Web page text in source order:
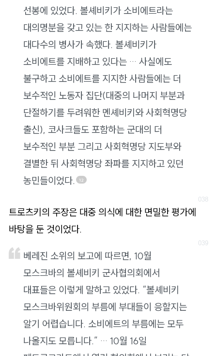
선봉에 있었다. 볼셰비키가 소비에트라는
대의명분을 갖고 있는 한 지지하는 사람들에는
대다수의 병사가 속했다. 볼셰비키가
소비에트를 지배하고 있다는 … 사실에도
불구하고 소비에트를 지지한 사람들에는 더
보수적인 노동자 집단(대중의 나머지 부분과
단절하기를 두려워한 멘셰비키와 사회혁명당
출신), 코사크들도 포함하는 군대의 더
보수적인 부분 그리고 사회혁명당 지도부와
결별한 뒤 사회혁명당 좌파를 지지하고 있던
농민들이었다.
12
트로츠키의 주장은 대중 의식에 대한 면밀한 평가에
바탕을 둔 것이었다.
베레진 소위의 보고에 따르면, 10월
모스크바의 볼셰비키 군사협의회에서
대표들은 이렇게 말하고 있었다. “볼셰비키
모스크바위원회의 부름에 부대들이 응할지는
알기 어렵습니다. 소비에트의 부름에는 모두
나올지도 모릅니다.” … 10월 16일